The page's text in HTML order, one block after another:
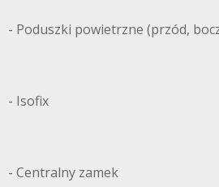
- Poduszki powietrzne (przód,
- Isofix
- Centralny zamek